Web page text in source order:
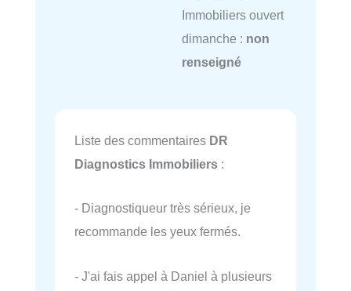
Immobiliers ouvert
dimanche : non
renseigné
Liste des commentaires DR
Diagnostics Immobiliers :
- Diagnostiqueur très sérieux, je
recommande les yeux fermés.
- J'ai fais appel à Daniel à plusieurs